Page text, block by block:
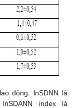
động: lnSDNN là
index là